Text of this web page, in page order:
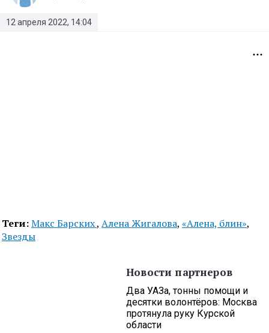
12 апреля 2022, 14:04
Теги:Макс Барских, Алена Жигалова, «Алена, блин»,
Звезды
Новости партнеров
Два УАЗа, тонны помощи и
десятки волонтёров: Москва
протянула руку Курской
области